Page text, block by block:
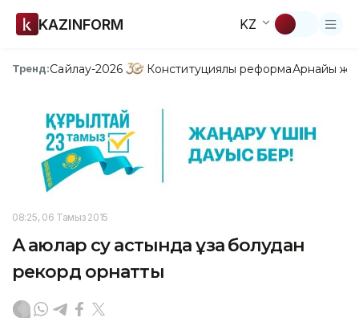
KAZINFORM KZ
Тренд:Сайлау-2026 Конституциялық реформаАрнайы
08:25, 06 Тамыз 2015
Ақ аюлар су астында ұзақ болудан
рекорд орнатты